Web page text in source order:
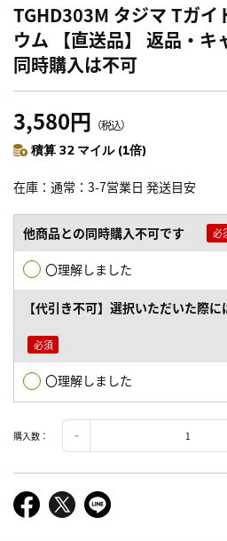
TGHD303M タジマ Tガイ
ウム 【直送品】 返品・キ
同時購入は不可
3,580円 （税込）
積算 32 マイル (1倍)
在庫 通常：3-7営業日 発送目安
他商品との同時購入不可です
〇理解しました
【代引き不可】選択いただいた際
〇理解しました
購入数：